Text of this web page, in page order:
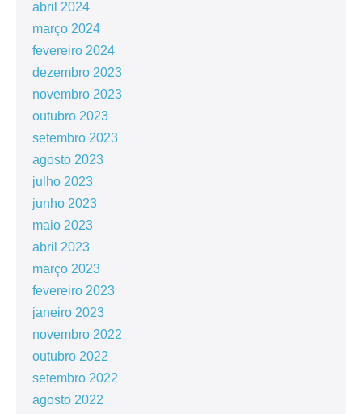
abril 2024
março 2024
fevereiro 2024
dezembro 2023
novembro 2023
outubro 2023
setembro 2023
agosto 2023
julho 2023
junho 2023
maio 2023
abril 2023
março 2023
fevereiro 2023
janeiro 2023
novembro 2022
outubro 2022
setembro 2022
agosto 2022